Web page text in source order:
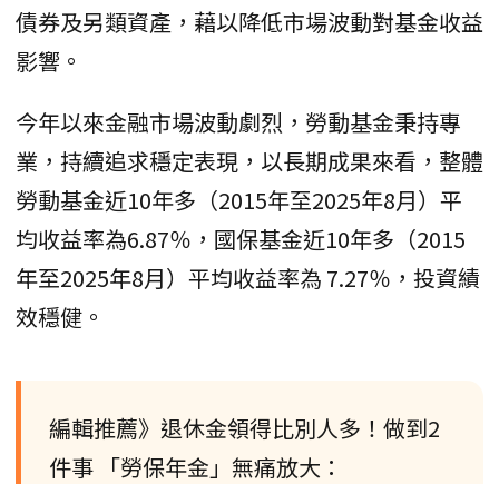
債券及另類資產，藉以降低市場波動對基金收益
影響。
今年以來金融市場波動劇烈，勞動基金秉持專
業，持續追求穩定表現，以長期成果來看，整體
勞動基金近10年多（2015年至2025年8月）平
均收益率為6.87％，國保基金近10年多（2015
年至2025年8月）平均收益率為 7.27％，投資績
效穩健。
編輯推薦》退休金領得比別人多！做到2
件事 「勞保年金」無痛放大：